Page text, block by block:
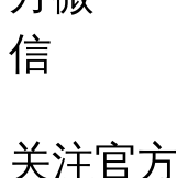
关注官